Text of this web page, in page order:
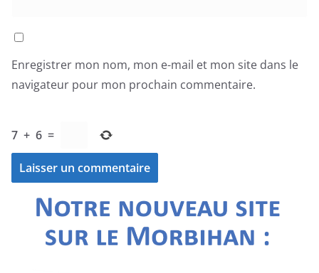
Enregistrer mon nom, mon e-mail et mon site dans le
navigateur pour mon prochain commentaire.
7 + 6 =